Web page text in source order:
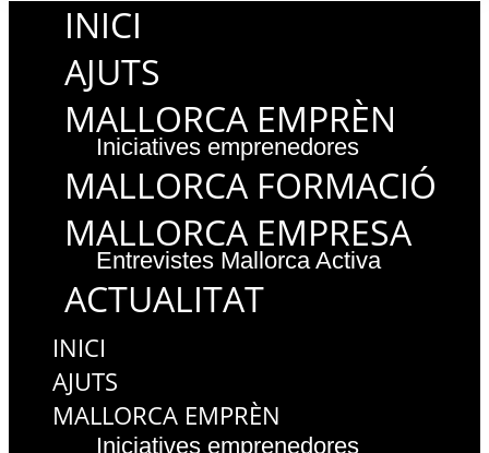
INICI
AJUTS
MALLORCA EMPRÈN
Iniciatives emprenedores
MALLORCA FORMACIÓ
MALLORCA EMPRESA
Entrevistes Mallorca Activa
ACTUALITAT
INICI
AJUTS
MALLORCA EMPRÈN
Iniciatives emprenedores